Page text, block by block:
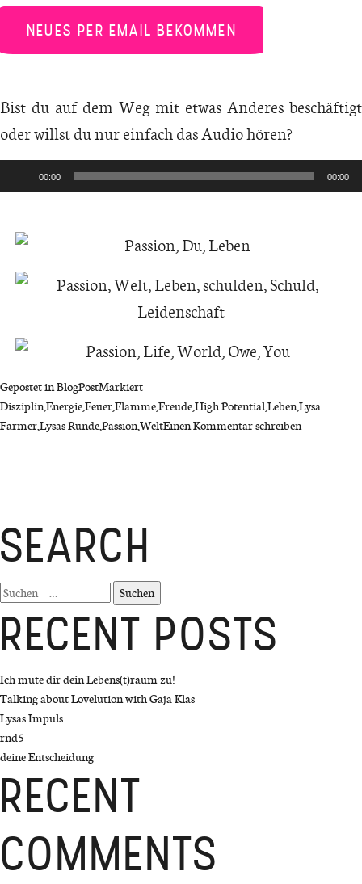
NEUES PER EMAIL BEKOMMEN
Bist du auf dem Weg mit etwas Anderes beschäftigt
oder willst du nur einfach das Audio hören?
00:00 00:00
Gepostet inBlogPostMarkiert
Disziplin,Energie,Feuer,Flamme,Freude,High Potential,Leben,Lysa
Farmer,Lysas Runde,Passion,WeltEinen Kommentar schreibenon
SEARCH
Suchen
RECENT POSTS
Ich mute dir dein Lebens(t)raum zu!
Talking about Lovelution with Gaja Klas
Lysas Impuls
rnd5
deine Entscheidung
RECENT
COMMENTS